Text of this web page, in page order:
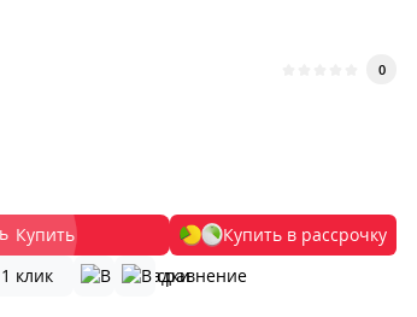
0
Купить
Купить в рассрочку
клик